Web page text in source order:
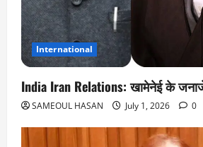
International
India Iran Relations: खामेनेई के
SAMEOUL HASAN July 1, 2026 0